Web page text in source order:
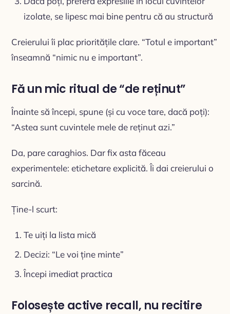
izolate, se lipesc mai bine pentru că au structură
Creierului îi plac prioritățile clare. “Totul e important”
înseamnă “nimic nu e important”.
Fă un mic ritual de “de reținut”
Înainte să începi, spune (și cu voce tare, dacă poți):
“Astea sunt cuvintele mele de reținut azi.”
Da, pare caraghios. Dar fix asta făceau
experimentele: etichetare explicită. Îi dai creierului o
sarcină.
Ține-l scurt:
Te uiți la lista mică
Decizi: “Le voi ține minte”
Începi imediat practica
Folosește active recall, nu recitire